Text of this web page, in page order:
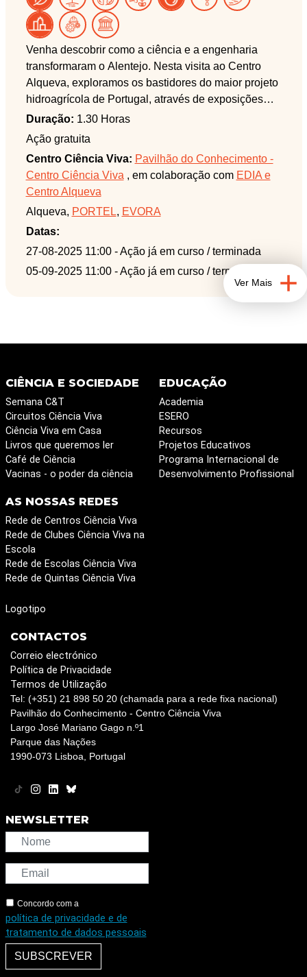
Venha descobrir como a ciência e a engenharia
transformaram o Alentejo. Nesta visita ao Centro
Alqueva, exploramos os bastidores do maior projeto
hidroagrícola de Portugal, através de exposições
interativas e modelos à escala. Conheça o
funcionamento da barragem de Alqueva, dos
sistemas de bombagem e da rede de canais que
levam água a milhares de hectares de terras
agrícolas. Perceba como a inovação tecnológica
tornou possível levar vida e produtividade a uma
região outrora árida, incluindo soluções sustentáveis
como o abrigo de morcegos criado pela EDIA,
representado numa das salas do Centro. Uma
experiência envolvente que liga engenharia,
território e sustentabilidade.
Duração: 1.30 Horas
Ação gratuita
Centro Ciência Viva: Pavilhão do Conhecimento -
Centro Ciência Viva , em colaboração com EDIA e
Centro Alqueva
Alqueva, PORTEL, EVORA
Datas:
27-08-2025 11:00 - Ação já em curso / terminada
05-09-2025 11:00 - Ação já em curso / terminada
Ver Mais
CIÊNCIA E SOCIEDADE
Semana C&T
Circuitos Ciência Viva
Ciência Viva em Casa
Livros que queremos ler
Café de Ciência
Vacinas - o poder da ciência
EDUCAÇÃO
Academia
ESERO
Recursos
Projetos Educativos
Programa Internacional de
Desenvolvimento Profissional
AS NOSSAS REDES
Rede de Centros Ciência Viva
Rede de Clubes Ciência Viva na
Escola
Rede de Escolas Ciência Viva
Rede de Quintas Ciência Viva
Logotipo
CONTACTOS
Correio electrónico
Política de Privacidade
Termos de Utilização
Tel: (+351) 21 898 50 20 (chamada para a rede fixa nacional)
Pavilhão do Conhecimento - Centro Ciência Viva
Largo José Mariano Gago n.º1
Parque das Nações
1990-073 Lisboa, Portugal
NEWSLETTER
Concordo com a
política de privacidade e de
tratamento de dados pessoais
SUBSCREVER